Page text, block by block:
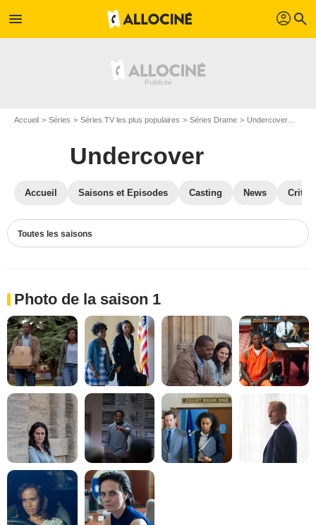
menu profil search
Accueil Séries Séries TV les plus populaires Séries Drame Undercover
Undercover
Accueil Saisons et Episodes Casting News
Toutes les saisons
Photo de la saison 1